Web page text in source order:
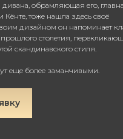
обрамляющая его,
Кёнте, тоже нашла здесь своё
дизайном он напоминает
столетия,
скандинавского стиля.
еще более заманчивыми.